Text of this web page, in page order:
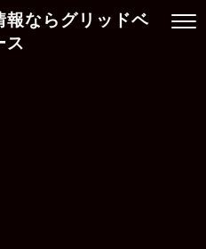
報ならグリッドベ
ス